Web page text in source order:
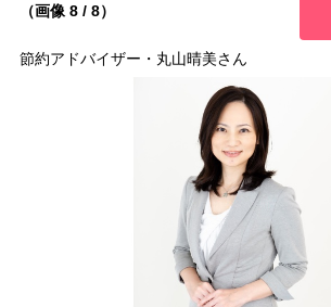
（画像 8 / 8）
節約アドバイザー・丸山晴美さん